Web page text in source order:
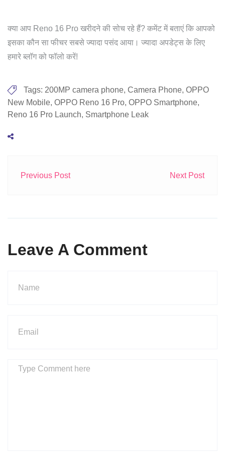
क्या आप Reno 16 Pro खरीदने की सोच रहे हैं? कमेंट में बताएं कि आपको
इसका कौन सा फीचर सबसे ज्यादा पसंद आया। ज्यादा अपडेट्स के लिए
हमारे ब्लॉग को फॉलो करें!
Tags: 200MP camera phone, Camera Phone, OPPO
New Mobile, OPPO Reno 16 Pro, OPPO Smartphone,
Reno 16 Pro Launch, Smartphone Leak
Previous Post Next Post
Leave A Comment